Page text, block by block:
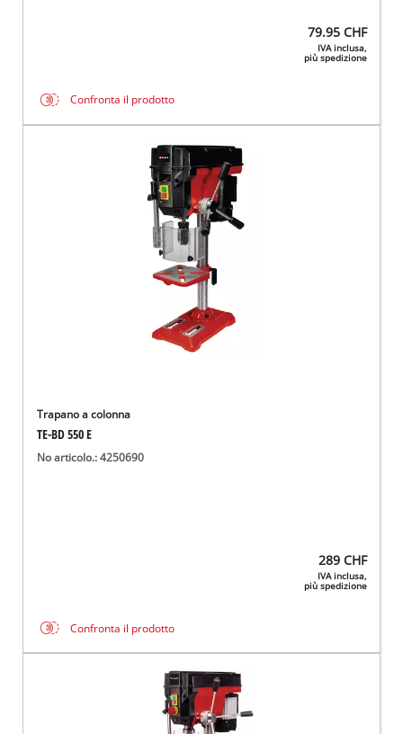
79.95 CHF
IVA inclusa,
più spedizione
Confronta il prodotto
Trapano a colonna
TE-BD 550 E
No articolo.: 4250690
289 CHF
IVA inclusa,
più spedizione
Confronta il prodotto